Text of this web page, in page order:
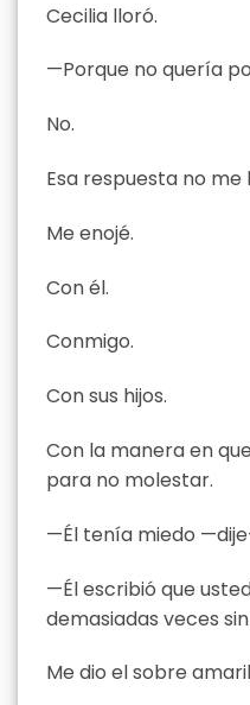
Cecilia lloró.
—Porque no quería
No.
Esa respuesta no me
Me enojé.
Con él.
Conmigo.
Con sus hijos.
Con la manera en
para no molestar.
—Él tenía miedo
—Él escribió que
demasiadas veces
Me dio el sobre